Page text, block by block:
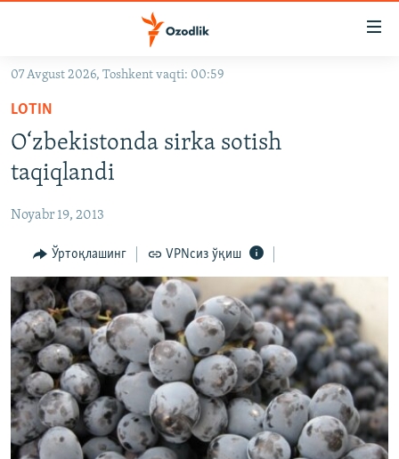
Асосий
навигацияга
ўтинг
Қидиришга
OZODVIDEO
OZODARXIV
На русском
ИЖТИМОИЙ ТАРМОҚЛАР
Озодлик бошқа тилларда
07 Avgust 2026, Toshkent vaqti: 00:59
LOTIN
O‘zbekistonda sirka sotish
taqiqlandi
Noyabr 19, 2013
Ўртоқлашинг VPNсиз ўқиш